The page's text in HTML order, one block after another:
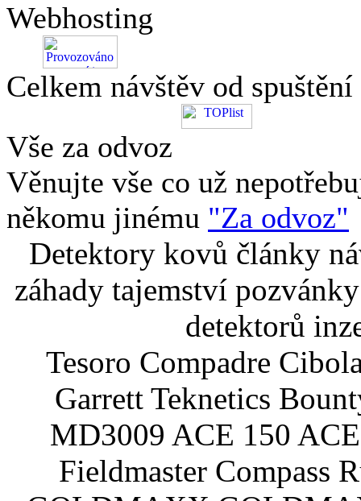
Webhosting
Celkem návštěv od
Vše za odvoz
Věnujte vše co už
někomu jinému "Za odvoz"
Detektory kovů články
záhady tajemství
detektorů
Tesoro Compadre
Garrett Teknetics
MD3009 ACE 150
Fieldmaster Compass